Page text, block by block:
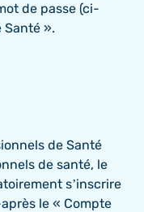
de passe (ci-
Santé ».
de Santé
de santé, le
s’inscrire
le « Compte